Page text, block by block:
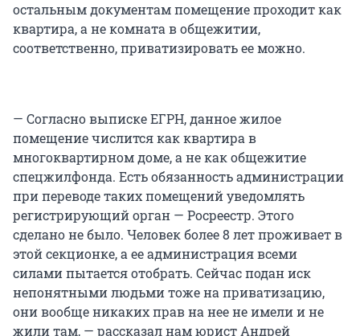
остальным документам помещение проходит как
квартира, а не комната в общежитии,
соответственно, приватизировать ее можно.
— Согласно выписке ЕГРН, данное жилое
помещение числится как квартира в
многоквартирном доме, а не как общежитие
спецжилфонда. Есть обязанность администрации
при переводе таких помещений уведомлять
регистрирующий орган — Росреестр. Этого
сделано не было. Человек более 8 лет проживает в
этой секционке, а ее администрация всеми
силами пытается отобрать. Сейчас подан иск
непонятными людьми тоже на приватизацию,
они вообще никаких прав на нее не имели и не
жили там, — рассказал нам юрист Андрей